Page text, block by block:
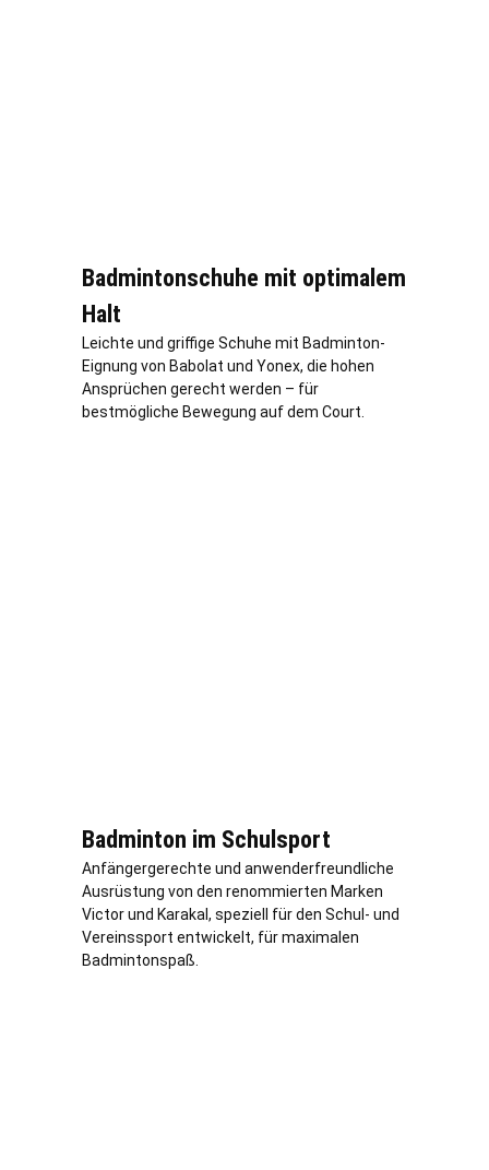
Badmintonschuhe mit optimalem
Halt
Leichte und griffige Schuhe mit Badminton-
Eignung von Babolat und Yonex, die hohen
Ansprüchen gerecht werden – für
bestmögliche Bewegung auf dem Court.
Badminton im Schulsport
Anfängergerechte und anwenderfreundliche
Ausrüstung von den renommierten Marken
Victor und Karakal, speziell für den Schul- und
Vereinssport entwickelt, für maximalen
Badmintonspaß.